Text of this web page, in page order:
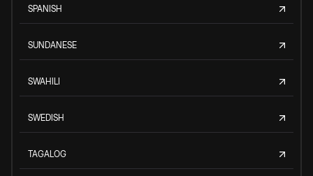
SPANISH
SUNDANESE
SWAHILI
SWEDISH
TAGALOG